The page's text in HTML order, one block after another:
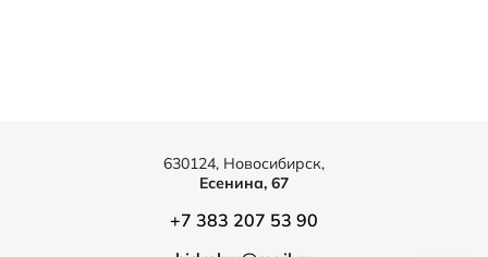
630124, Новосибирск,
Есенина, 67
+7 383 207 53 90